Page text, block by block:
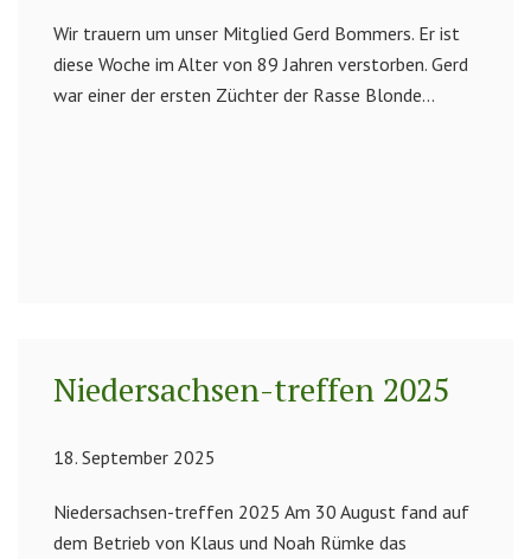
Wir trauern um unser Mitglied Gerd Bommers. Er ist
diese Woche im Alter von 89 Jahren verstorben. Gerd
war einer der ersten Züchter der Rasse Blonde...
Niedersachsen-treffen 2025
18. September 2025
Niedersachsen-treffen 2025 Am 30 August fand auf
dem Betrieb von Klaus und Noah Rümke das